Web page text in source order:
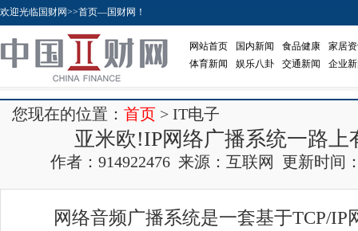
欢迎光临国财网>>首页—国财网！
网站首页 国内新闻 食品健康
家居
体育新闻
娱乐八卦 交通新闻 企业
您现在的位置： 首页 > IT电子
亚米欧!IP网络广播系统一路上
作者：914922476 来源：互联网 更新时间
网络音频广播系统是一套基于TCP/IP